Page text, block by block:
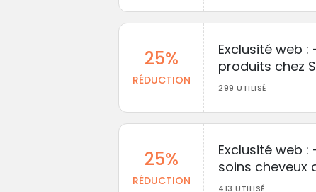
25%
RÉDUCTION
Exclusité web
produits chez
299 UTILISÉ
25%
RÉDUCTION
Exclusité web
soins cheveux
413 UTILISÉ